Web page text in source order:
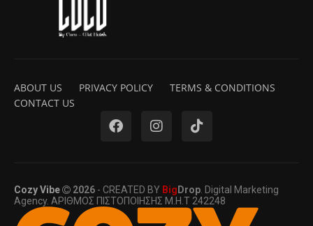
ABOUT US PRIVACY POLICY
TERMS & CONDITIONS
CONTACT US
Cozy Vibe 2026 - CREATED BY Big Drop . Digital Marketing
Agency. ΑΡΙΘΜΟΣ ΠΙΣΤΟΠΟΙΗΣΗΣ Μ.Η.Τ 242248